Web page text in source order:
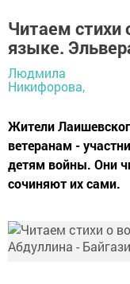
Читаем стихи
языке.
Людмила
Никифорова,
Жители
ветеранам -
детям войны. Они
сочиняют их сами.